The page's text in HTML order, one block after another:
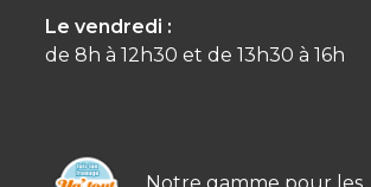
Le vendredi :
de 8h à 12h30 et de 13h30 à 16h